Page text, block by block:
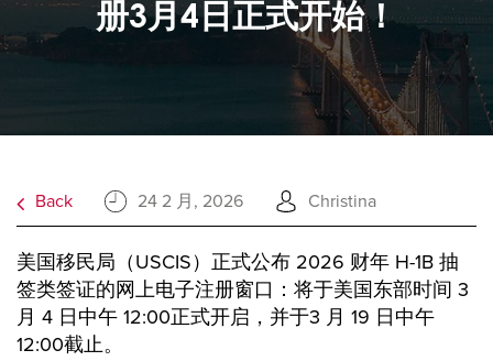
册3月4日正式开始！
Back 24 2 月, 2026 Christina
美国移民局（USCIS）正式公布 2026 财年 H-1B 抽
签类签证的网上电子注册窗口：将于美国东部时间 3
月 4 日中午 12:00正式开启，并于3 月 19 日中午
12:00截止。